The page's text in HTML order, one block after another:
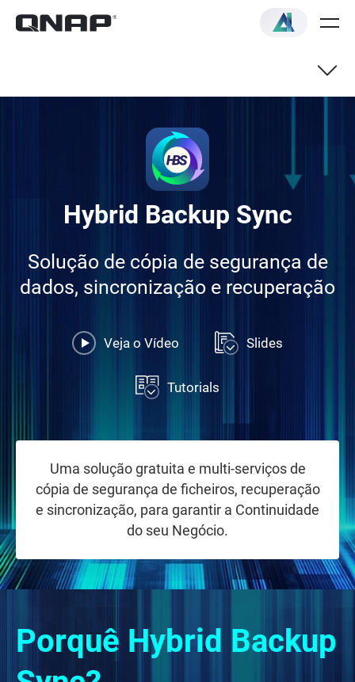
Eliminação de duplicação
Cópia de segurança híbrida na nuvem
Guia de início rápido
Perguntas frequentes
Hybrid Backup Sync
Solução de cópia de segurança de
dados, sincronização e recuperação
Uma solução gratuita e multi-serviços de
cópia de segurança de ficheiros, recuperação
e sincronização, para garantir a Continuidade
do seu Negócio.
Veja o Vídeo Slides
Tutorials
Porquê Hybrid Backup